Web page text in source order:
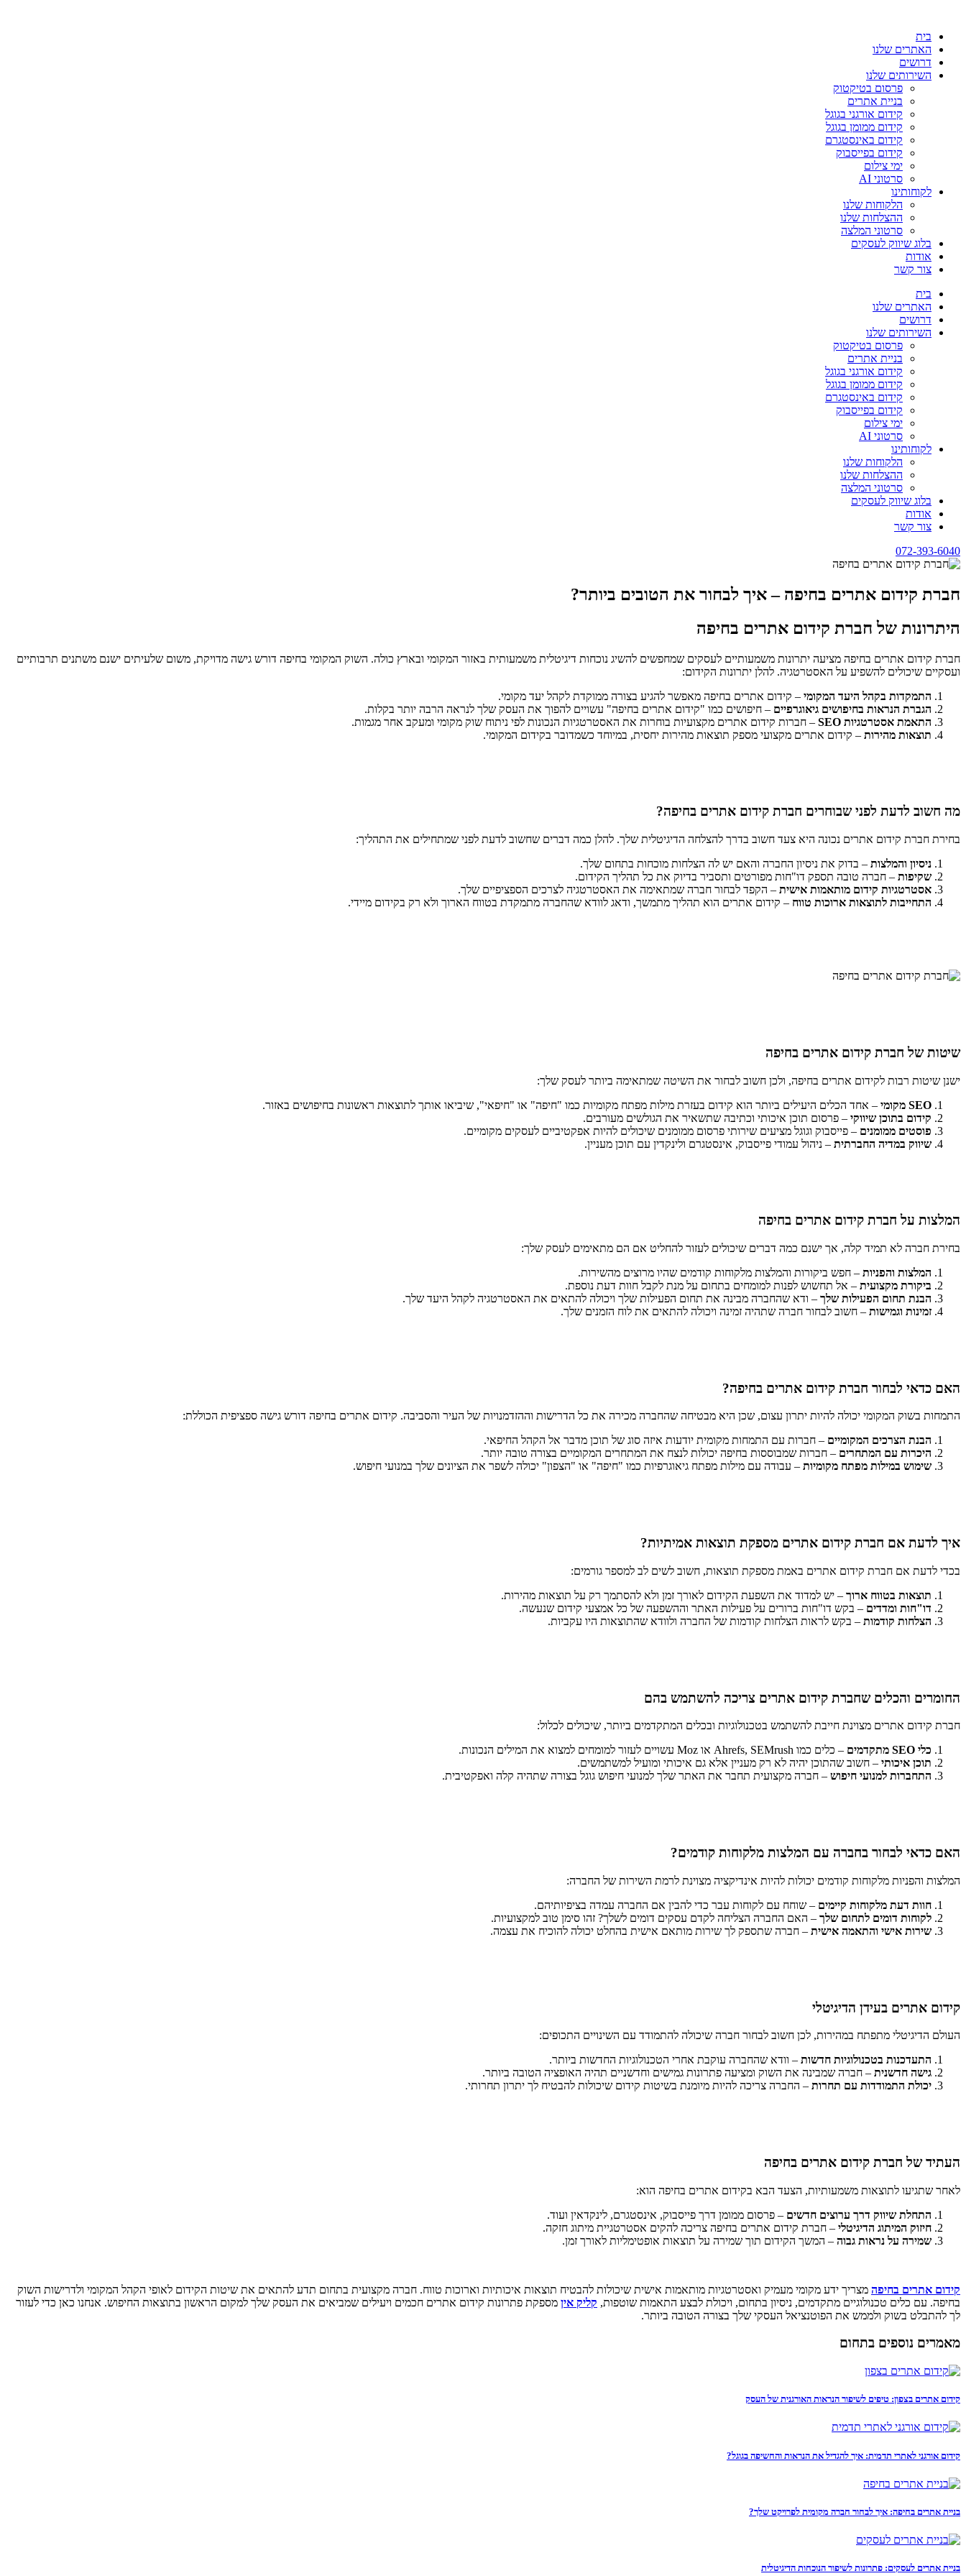
בית
האתרים שלנו
דרושים
השירותים שלנו
פרסום בטיקטוק
בניית אתרים
קידום אורגני בגוגל
קידום ממומן בגוגל
קידום באינסטגרם
קידום בפייסבוק
ימי צילום
סרטוני AI
לקוחותינו
הלקוחות שלנו
ההצלחות שלנו
סרטוני המלצה
בלוג שיווק לעסקים
אודות
צור קשר
בית
האתרים שלנו
דרושים
השירותים שלנו
פרסום בטיקטוק
בניית אתרים
קידום אורגני בגוגל
קידום ממומן בגוגל
קידום באינסטגרם
קידום בפייסבוק
ימי צילום
סרטוני AI
לקוחותינו
הלקוחות שלנו
ההצלחות שלנו
סרטוני המלצה
בלוג שיווק לעסקים
אודות
צור קשר
072-393-6040
חברת קידום אתרים בחיפה – איך לבחור את הטובים ביותר?
היתרונות של חברת קידום אתרים בחיפה
חברת קידום אתרים בחיפה מציעה יתרונות משמעותיים לעסקים שמחפשים להשיג נוכחות דיגיטלית משמעותית באזור המקומי ובארץ כולה. השוק המקומי בחיפה דורש גישה מדויקת, משום שלעיתים ישנם משתנים תרבותיים
ועסקיים שיכולים להשפיע על האסטרטגיה. להלן יתרונות הקידום:
התמקדות בקהל היעד המקומי – קידום אתרים בחיפה מאפשר להגיע בצורה ממוקדת לקהל יעד מקומי.
הגברת הנראות בחיפושים גיאוגרפיים – חיפושים כמו "קידום אתרים בחיפה" עשויים להפוך את העסק שלך לנראה הרבה יותר בקלות.
התאמת אסטרטגיות SEO
– חברות קידום אתרים מקצועיות בוחרות את האסטרטגיות הנכונות לפי ניתוח שוק מקומי ומעקב אחר מגמות.
תוצאות מהירות – קידום אתרים מקצועי מספק תוצאות מהירות יחסית, במיוחד כשמדובר בקידום המקומי.
מה חשוב לדעת לפני שבוחרים חברת קידום אתרים בחיפה?
בחירת חברת קידום אתרים נכונה היא צעד חשוב בדרך להצלחה הדיגיטלית שלך. להלן כמה דברים שחשוב לדעת לפני שמתחילים את התהליך:
ניסיון והמלצות – בדוק את ניסיון החברה והאם יש לה הצלחות מוכחות בתחום שלך.
שקיפות – חברה טובה תספק דו"חות מפורטים ותסביר בדיוק את כל תהליך הקידום.
אסטרטגיות קידום מותאמות אישית – הקפד לבחור חברה שמתאימה את האסטרטגיה לצרכים הספציפיים שלך.
התחייבות לתוצאות ארוכות טווח – קידום אתרים הוא תהליך מתמשך, ודאג לוודא שהחברה מתמקדת בטווח הארוך ולא רק בקידום מיידי.
שיטות של חברת קידום אתרים בחיפה
ישנן שיטות רבות לקידום אתרים בחיפה, ולכן חשוב לבחור את השיטה שמתאימה ביותר לעסק שלך:
SEO מקומי
– אחד הכלים היעילים ביותר הוא קידום בעזרת מילות מפתח מקומיות כמו "חיפה" או "חיפאי", שיביאו אותך לתוצאות ראשונות בחיפושים באזור.
קידום בתוכן שיווקי – פרסום תוכן איכותי וכתיבה שתשאיר את הגולשים מעורבים.
פוסטים ממומנים – פייסבוק וגוגל מציעים שירותי פרסום ממומנים שיכולים להיות אפקטיביים לעסקים מקומיים.
שיווק במדיה החברתית – ניהול עמודי פייסבוק, אינסטגרם ולינקדין עם תוכן מעניין.
המלצות על חברת קידום אתרים בחיפה
בחירת חברה לא תמיד קלה, אך ישנם כמה דברים שיכולים לעזור להחליט אם הם מתאימים לעסק שלך:
המלצות והפניות – חפש ביקורות והמלצות מלקוחות קודמים שהיו מרוצים מהשירות.
ביקורת מקצועית – אל תחשוש לפנות למומחים בתחום על מנת לקבל חוות דעת נוספת.
הבנת תחום הפעילות שלך – ודא שהחברה מבינה את תחום הפעילות שלך ויכולה להתאים את האסטרטגיה לקהל היעד שלך.
זמינות וגמישות – חשוב לבחור חברה שתהיה זמינה ויכולה להתאים את לוח הזמנים שלך.
האם כדאי לבחור חברת קידום אתרים בחיפה?
התמחות בשוק המקומי יכולה להיות יתרון עצום, שכן היא מבטיחה שהחברה מכירה את כל הדרישות וההזדמנויות של העיר והסביבה. קידום אתרים בחיפה דורש גישה ספציפית הכוללת:
הבנת הצרכים המקומיים – חברות עם התמחות מקומית יודעות איזה סוג של תוכן מדבר אל הקהל החיפאי.
היכרות עם המתחרים – חברות שמבוססות בחיפה יכולות לנצח את המתחרים המקומיים בצורה טובה יותר.
שימוש במילות מפתח מקומיות – עבודה עם מילות מפתח גיאוגרפיות כמו "חיפה" או "הצפון" יכולה לשפר את הציונים שלך במנועי חיפוש.
איך לדעת אם חברת קידום אתרים מספקת תוצאות אמיתיות?
בכדי לדעת אם חברת קידום אתרים באמת מספקת תוצאות, חשוב לשים לב למספר גורמים:
תוצאות בטווח ארוך – יש למדוד את השפעת הקידום לאורך זמן ולא להסתמך רק על תוצאות מהירות.
דו"חות ומדדים – בקש דו"חות ברורים על פעילות האתר וההשפעה של כל אמצעי קידום שנעשה.
הצלחות קודמות – בקש לראות הצלחות קודמות של החברה ולוודא שהתוצאות היו עקביות.
החומרים והכלים שחברת קידום אתרים צריכה להשתמש בהם
חברת קידום אתרים מצוינת חייבת להשתמש בטכנולוגיות ובכלים המתקדמים ביותר, שיכולים לכלול:
כלי SEO מתקדמים
– כלים כמו Ahrefs, SEMrush או Moz עשויים לעזור למומחים למצוא את המילים הנכונות.
תוכן איכותי – חשוב שהתוכן יהיה לא רק מעניין אלא גם איכותי ומועיל למשתמשים.
התחברות למנועי חיפוש – חברה מקצועית תחבר את האתר שלך למנועי חיפוש גוגל בצורה שתהיה קלה ואפקטיבית.
האם כדאי לבחור בחברה עם המלצות מלקוחות קודמים?
המלצות והפניות מלקוחות קודמים יכולות להיות אינדיקציה מצוינת לרמת השירות של החברה:
חוות דעת מלקוחות קיימים – שוחח עם לקוחות עבר כדי להבין אם החברה עמדה בציפיותיהם.
לקוחות דומים לתחום שלך – האם החברה הצליחה לקדם עסקים דומים לשלך? זהו סימן טוב למקצועיות.
שירות אישי והתאמה אישית – חברה שתספק לך שירות מותאם אישית בהחלט יכולה להוכיח את עצמה.
קידום אתרים בעידן הדיגיטלי
העולם הדיגיטלי מתפתח במהירות, לכן חשוב לבחור חברה שיכולה להתמודד עם השינויים התכופים:
התעדכנות בטכנולוגיות חדשות – וודא שהחברה עוקבת אחרי הטכנולוגיות החדשות ביותר.
גישה חדשנית – חברה שמבינה את השוק ומציעה פתרונות גמישים וחדשניים תהיה האופציה הטובה ביותר.
יכולת התמודדות עם תחרות – החברה צריכה להיות מיומנת בשיטות קידום שיכולות להבטיח לך יתרון תחרותי.
העתיד של חברת קידום אתרים בחיפה
לאחר שתגיעו לתוצאות משמעותיות, הצעד הבא בקידום אתרים בחיפה הוא:
התחלת שיווק דרך ערוצים חדשים – פרסום ממומן דרך פייסבוק, אינסטגרם, לינקדאין ועוד.
חיזוק המיתוג הדיגיטלי – חברת קידום אתרים בחיפה צריכה להקים אסטרטגיית מיתוג חזקה.
שמירה על נראות גבוה – המשך הקידום תוך שמירה על תוצאות אופטימליות לאורך זמן.
קידום אתרים בחיפה מצריך ידע מקומי מעמיק ואסטרטגיות מותאמות אישית שיכולות להבטיח תוצאות איכותיות וארוכות טווח. חברה מקצועית בתחום תדע להתאים את שיטות הקידום לאופי הקהל המקומי ולדרישות השוק
בחיפה. עם כלים טכנולוגיים מתקדמים, ניסיון בתחום, ויכולת לבצע התאמות שוטפות, קליק אין מספקת פתרונות קידום אתרים חכמים ויעילים שמביאים את העסק שלך למקום הראשון בתוצאות החיפוש. אנחנו כאן כדי לעזור
לך להתבלט בשוק ולממש את הפוטנציאל העסקי שלך בצורה הטובה ביותר.
מאמרים נוספים בתחום
קידום אתרים בצפון: טיפים לשיפור הנראות האורגנית של העסק
קידום אורגני לאתרי תדמית: איך להגדיל את הנראות והחשיפה בגוגל?
בניית אתרים בחיפה: איך לבחור חברה מקומית לפרויקט שלך?
בניית אתרים לעסקים: פתרונות לשיפור הנוכחות הדיגיטלית